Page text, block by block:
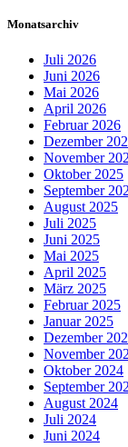
Monatsarchiv
Juli 2026
Juni 2026
Mai 2026
April 2026
Februar 2026
Dezember
November
Oktober 2025
September
August 2025
Juli 2025
Juni 2025
Mai 2025
April 2025
März 2025
Februar 2025
Januar 2025
Dezember
November
Oktober 2024
September
August 2024
Juli 2024
Juni 2024